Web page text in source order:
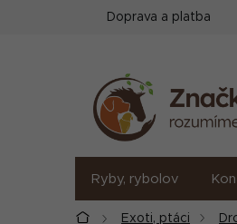
Doprava a platba
Ryby, rybolov
DomůExoti, ptáci